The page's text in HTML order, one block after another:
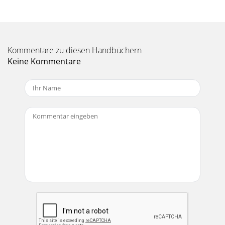
Seite 12
2These instructions are intended to help restore any ailing
conditions. They show how to remove and
20Ampliﬁ er assembly replacement continued: 6 Closeups of
where the old one was. Follow the same steps as above, but
backwards 7 to 1. Remove the seria
Seite 15
3Led PCB replacement: 3 Carefully begin to remove the grill.
Kommentare zu diesen Handbüchern
Keine Kommentare